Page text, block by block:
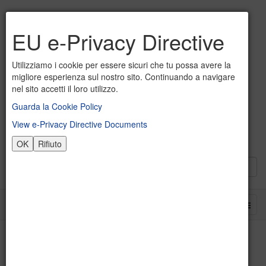
EU e-Privacy Directive
Utilizziamo i cookie per essere sicuri che tu possa avere la
migliore esperienza sul nostro sito. Continuando a navigare
nel sito accetti il loro utilizzo.
Guarda la Cookie Policy
View e-Privacy Directive Documents
OK
Rifiuto